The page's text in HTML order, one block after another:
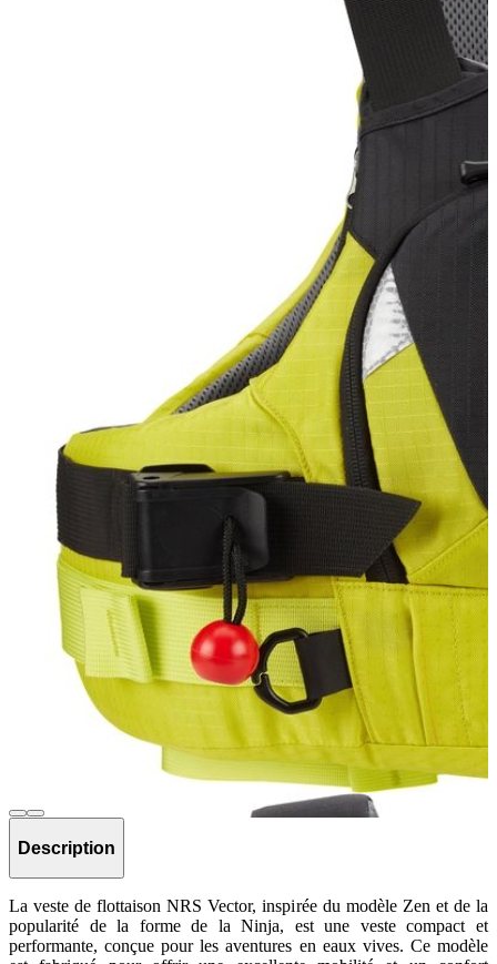
Description
La veste de flottaison NRS Vector, inspirée du modèle Zen et de la
popularité de la forme de la Ninja, est une veste compact et
performante, conçue pour les aventures en eaux vives. Ce modèle